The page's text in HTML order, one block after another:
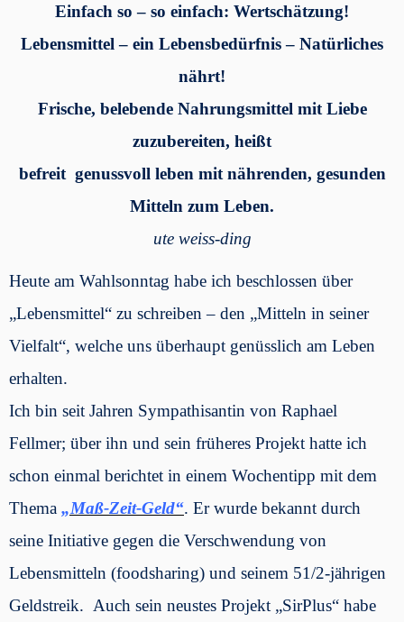
Einfach so – so einfach: Wertschätzung!
Lebensmittel – ein Lebensbedürfnis – Natürliches
nährt!
Frische, belebende Nahrungsmittel mit Liebe
zuzubereiten, heißt
befreit genussvoll leben mit nährenden, gesunden
Mitteln zum Leben.
ute weiss-ding
Heute am Wahlsonntag habe ich beschlossen über
„Lebensmittel“ zu schreiben – den „Mitteln in seiner
Vielfalt“, welche uns überhaupt genüsslich am Leben
erhalten.
Ich bin seit Jahren Sympathisantin von Raphael
Fellmer; über ihn und sein früheres Projekt hatte ich
schon einmal berichtet in einem Wochentipp mit dem
Thema „Maß-Zeit-Geld“. Er wurde bekannt durch
seine Initiative gegen die Verschwendung von
Lebensmitteln (foodsharing) und seinem 51/2-jährigen
Geldstreik. Auch sein neustes Projekt „SirPlus“ habe